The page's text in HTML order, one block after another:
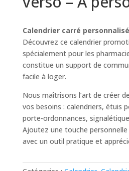
Calendrier carré
Découvrez ce calendrier
spécialement pour les
constitue un support de
facile à loger.
Nous maîtrisons l’art de créer
vos besoins : calendriers, étuis
porte-ordonnances,
Ajoutez une touche
avec un outil pratique et